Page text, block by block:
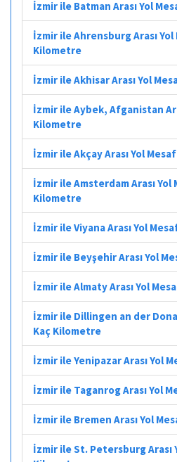
İzmir ile Batman Arası Yol
İzmir ile Ahrensburg Arası Yol
Kilometre
İzmir ile Akhisar Arası Yol
İzmir ile Aybek, Afganistan
Kilometre
İzmir ile Akçay Arası Yol
İzmir ile Amsterdam Arası Yol
Kilometre
İzmir ile Viyana Arası Yol
İzmir ile Beyşehir Arası Yol
İzmir ile Almaty Arası Yol
İzmir ile Dillingen an der
Kaç Kilometre
İzmir ile Yenipazar Arası Yol
İzmir ile Taganrog Arası Yol
İzmir ile Bremen Arası Yol
İzmir ile St. Petersburg Arası